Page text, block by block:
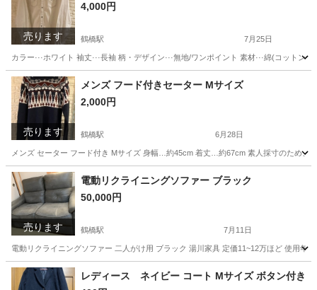
売ります
4,000円
鶴橋駅 7月25日
カラー···ホワイト 袖丈···長袖 柄・デザイン···無地/ワンポイント 素材···綿(コット
大阪 大阪市 鶴橋駅 服/ファッション DIESEL
売ります
メンズ フード付きセーター Mサイズ
2,000円
鶴橋駅 6月28日
メンズ セーター フード付き Mサイズ 身幅…約45cm 着丈…約67cm 素人採寸のため、
大阪 大阪市 鶴橋駅 セーター
売ります
電動リクライニングソファー ブラック
50,000円
鶴橋駅 7月11日
電動リクライニングソファー 二人がけ用 ブラック 湯川家具 定価11~12万ほど 使用
大阪 大阪市 鶴橋駅 ソファ
レディース ネイビー コート Mサイズ ボタン付き